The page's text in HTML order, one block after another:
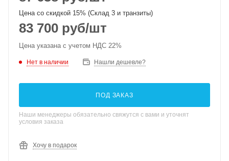
Цена со скидкой 15% (Склад 3 и транзиты)
83 700 руб/шт
Цена указана с учетом НДС 22%
Нет в наличии Нашли дешевле?
ПОД ЗАКАЗ
Наши менеджеры обязательно свяжутся с вами и уточнят
условия заказа
Хочу в подарок